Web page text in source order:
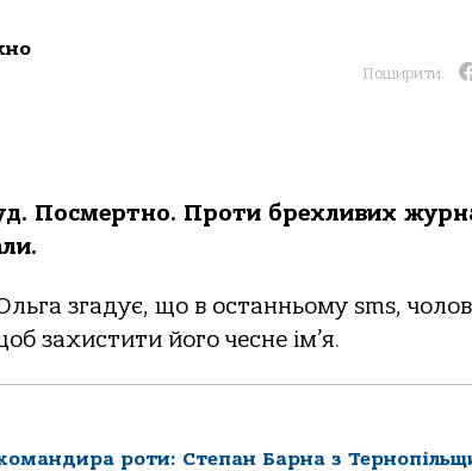
Поширити:
Посмертно. Проти брехливих
згадує, що в останньому sms,
захистити його чесне ім’я.
роти: Степан Барна з